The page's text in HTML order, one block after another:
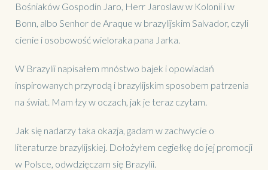
Bośniaków Gospodin Jaro, Herr Jaroslaw w Kolonii i w
Bonn, albo Senhor de Araque w brazylijskim Salvador, czyli
cienie i osobowość wieloraka pana Jarka.
W Brazylii napisałem mnóstwo bajek i opowiadań
inspirowanych przyrodą i brazylijskim sposobem patrzenia
na świat. Mam łzy w oczach, jak je teraz czytam.
Jak się nadarzy taka okazja, gadam w zachwycie o
literaturze brazylijskiej. Dołożyłem cegiełkę do jej promocji
w Polsce, odwdzięczam się Brazylii.